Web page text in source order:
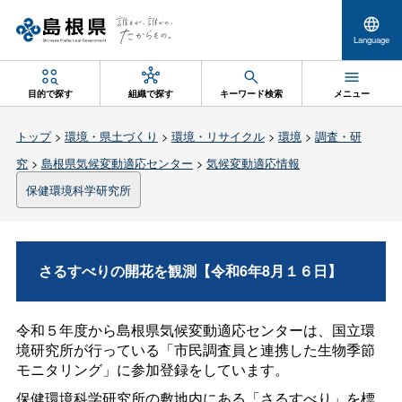
Language
目的で探す 組織で探す キーワード検索 メニュー
トップ> 環境・県土づくり > 環境・リサイクル> 環境> 調査・研
究> 島根県気候変動適応センター > 気候変動適応情報
保健環境科学研究所
さるすべりの開花を観測【令和6年8月１６日】
令和５年度から島根県気候変動適応センターは、国立環
境研究所が行っている「市民調査員と連携した生物季節
モニタリング」に参加登録をしています。
保健環境科学研究所の敷地内にある「さるすべり」を標